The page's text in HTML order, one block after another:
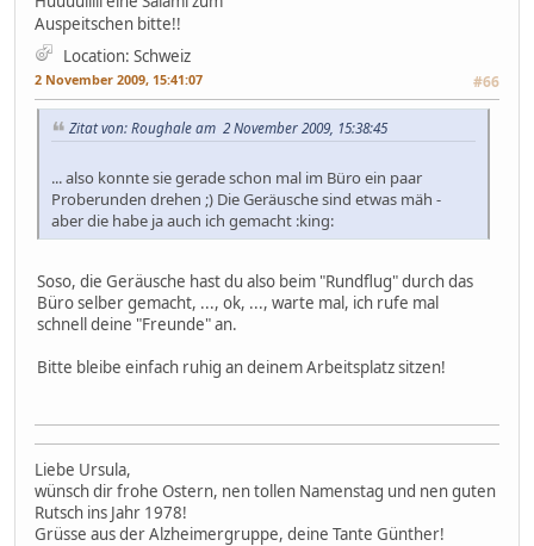
Auspeitschen bitte!!
Location: Schweiz
2 November 2009, 15:41:07 #66
Zitat von: Roughale am 2 November 2009, 15:38:45
... also konnte sie gerade schon mal im Büro ein paar
Proberunden drehen ;) Die Geräusche sind etwas mäh -
aber die habe ja auch ich gemacht :king:
Soso, die Geräusche hast du also beim "Rundflug" durch das
Büro selber gemacht, ..., ok, ..., warte mal, ich rufe mal
schnell deine "Freunde" an.
Bitte bleibe einfach ruhig an deinem Arbeitsplatz sitzen!
Liebe Ursula,
wünsch dir frohe Ostern, nen tollen Namenstag und nen guten
Rutsch ins Jahr 1978!
Grüsse aus der Alzheimergruppe, deine Tante Günther!